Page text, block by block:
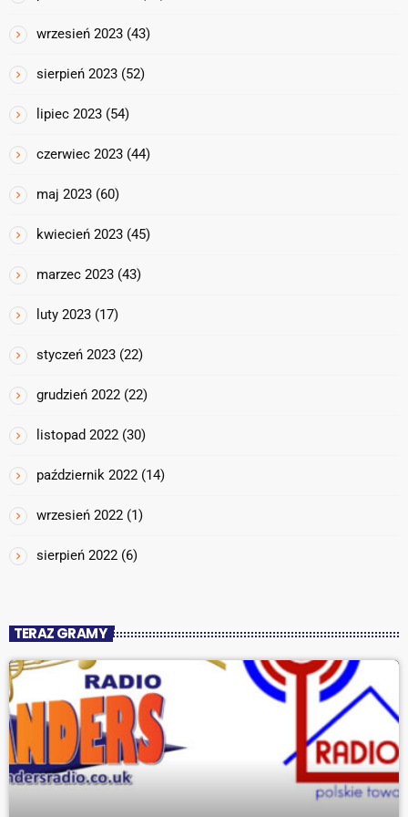
wrzesień 2023 (43)
sierpień 2023 (52)
lipiec 2023 (54)
czerwiec 2023 (44)
maj 2023 (60)
kwiecień 2023 (45)
marzec 2023 (43)
luty 2023 (17)
styczeń 2023 (22)
grudzień 2022 (22)
listopad 2022 (30)
październik 2022 (14)
wrzesień 2022 (1)
sierpień 2022 (6)
TERAZ GRAMY